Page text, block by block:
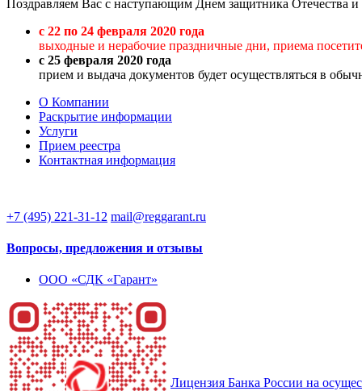
Поздравляем Вас с наступающим Днем защитника Отечества
с 22 по 24 февраля 2020 года
выходные и нерабочие праздничные дни, приема
с 25 февраля 2020 года
прием и выдача документов будет осуществляться в
О Компании
Раскрытие информации
Услуги
Прием реестра
Контактная информация
+7 (495) 221-31-12 mail@reggarant.ru
Вопросы, предложения и отзывы
ООО «СДК «Гарант»
Лицензия Банка России на